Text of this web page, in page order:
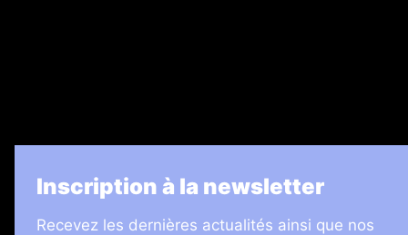
Inscription à la newsletter
Recevez les dernières actualités ainsi que nos